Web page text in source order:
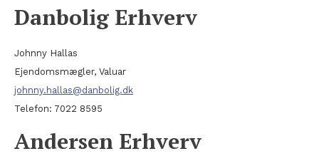
Danbolig Erhverv
Johnny Hallas
Ejendomsmægler, Valuar
johnny.hallas@danbolig.dk
Telefon: 7022 8595
Andersen Erhverv